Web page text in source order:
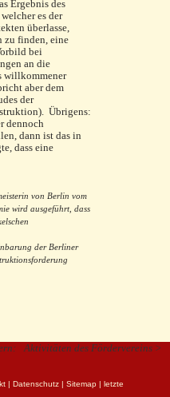
Ergebnis des
es der
überlasse,
zu finden, eine
bei
an die
willkommener
aber dem
der
Übrigens:
dennoch
dann ist das in
dass eine
von Berlin vom
wird ausgeführt, dass
der Berliner
Aktivitäten des Fördervereins >
| Datenschutz | Sitemap | letzte